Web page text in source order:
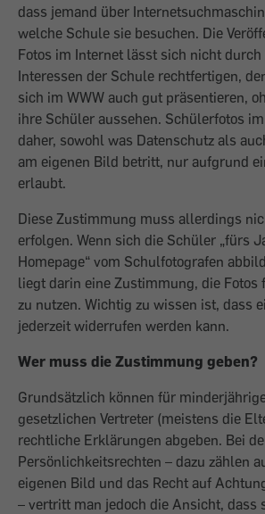
dass jemand über
welche Schule sie besuchen. Die
Fotos im Internet lässt sich nicht
Interessen der Schule rechtfertigen,
sich im WWW auch gut präsentieren,
ihre Schüler aussehen. Schülerfotos
daher, sowohl was Datenschutz als
am eigenen Bild betritt, nur aufgrund
erlaubt.
Diese Zustimmung muss allerdings
erfolgen. Wenn sich die Schüler „fürs
Homepage“ vom Schulfotografen
liegt darin eine Zustimmung, die Fotos
zu nutzen. Wichtig zu wissen ist, dass
jederzeit widerrufen werden kann.
Wer muss die Zustimmung geben?
Grundsätzlich können für
gesetzlichen Vertreter (meistens die
rechtliche Erklärungen abgeben. Bei
Persönlichkeitsrechten – dazu zählen
eigenen Bild und das Recht auf
– vertritt man jedoch die Ansicht, dass